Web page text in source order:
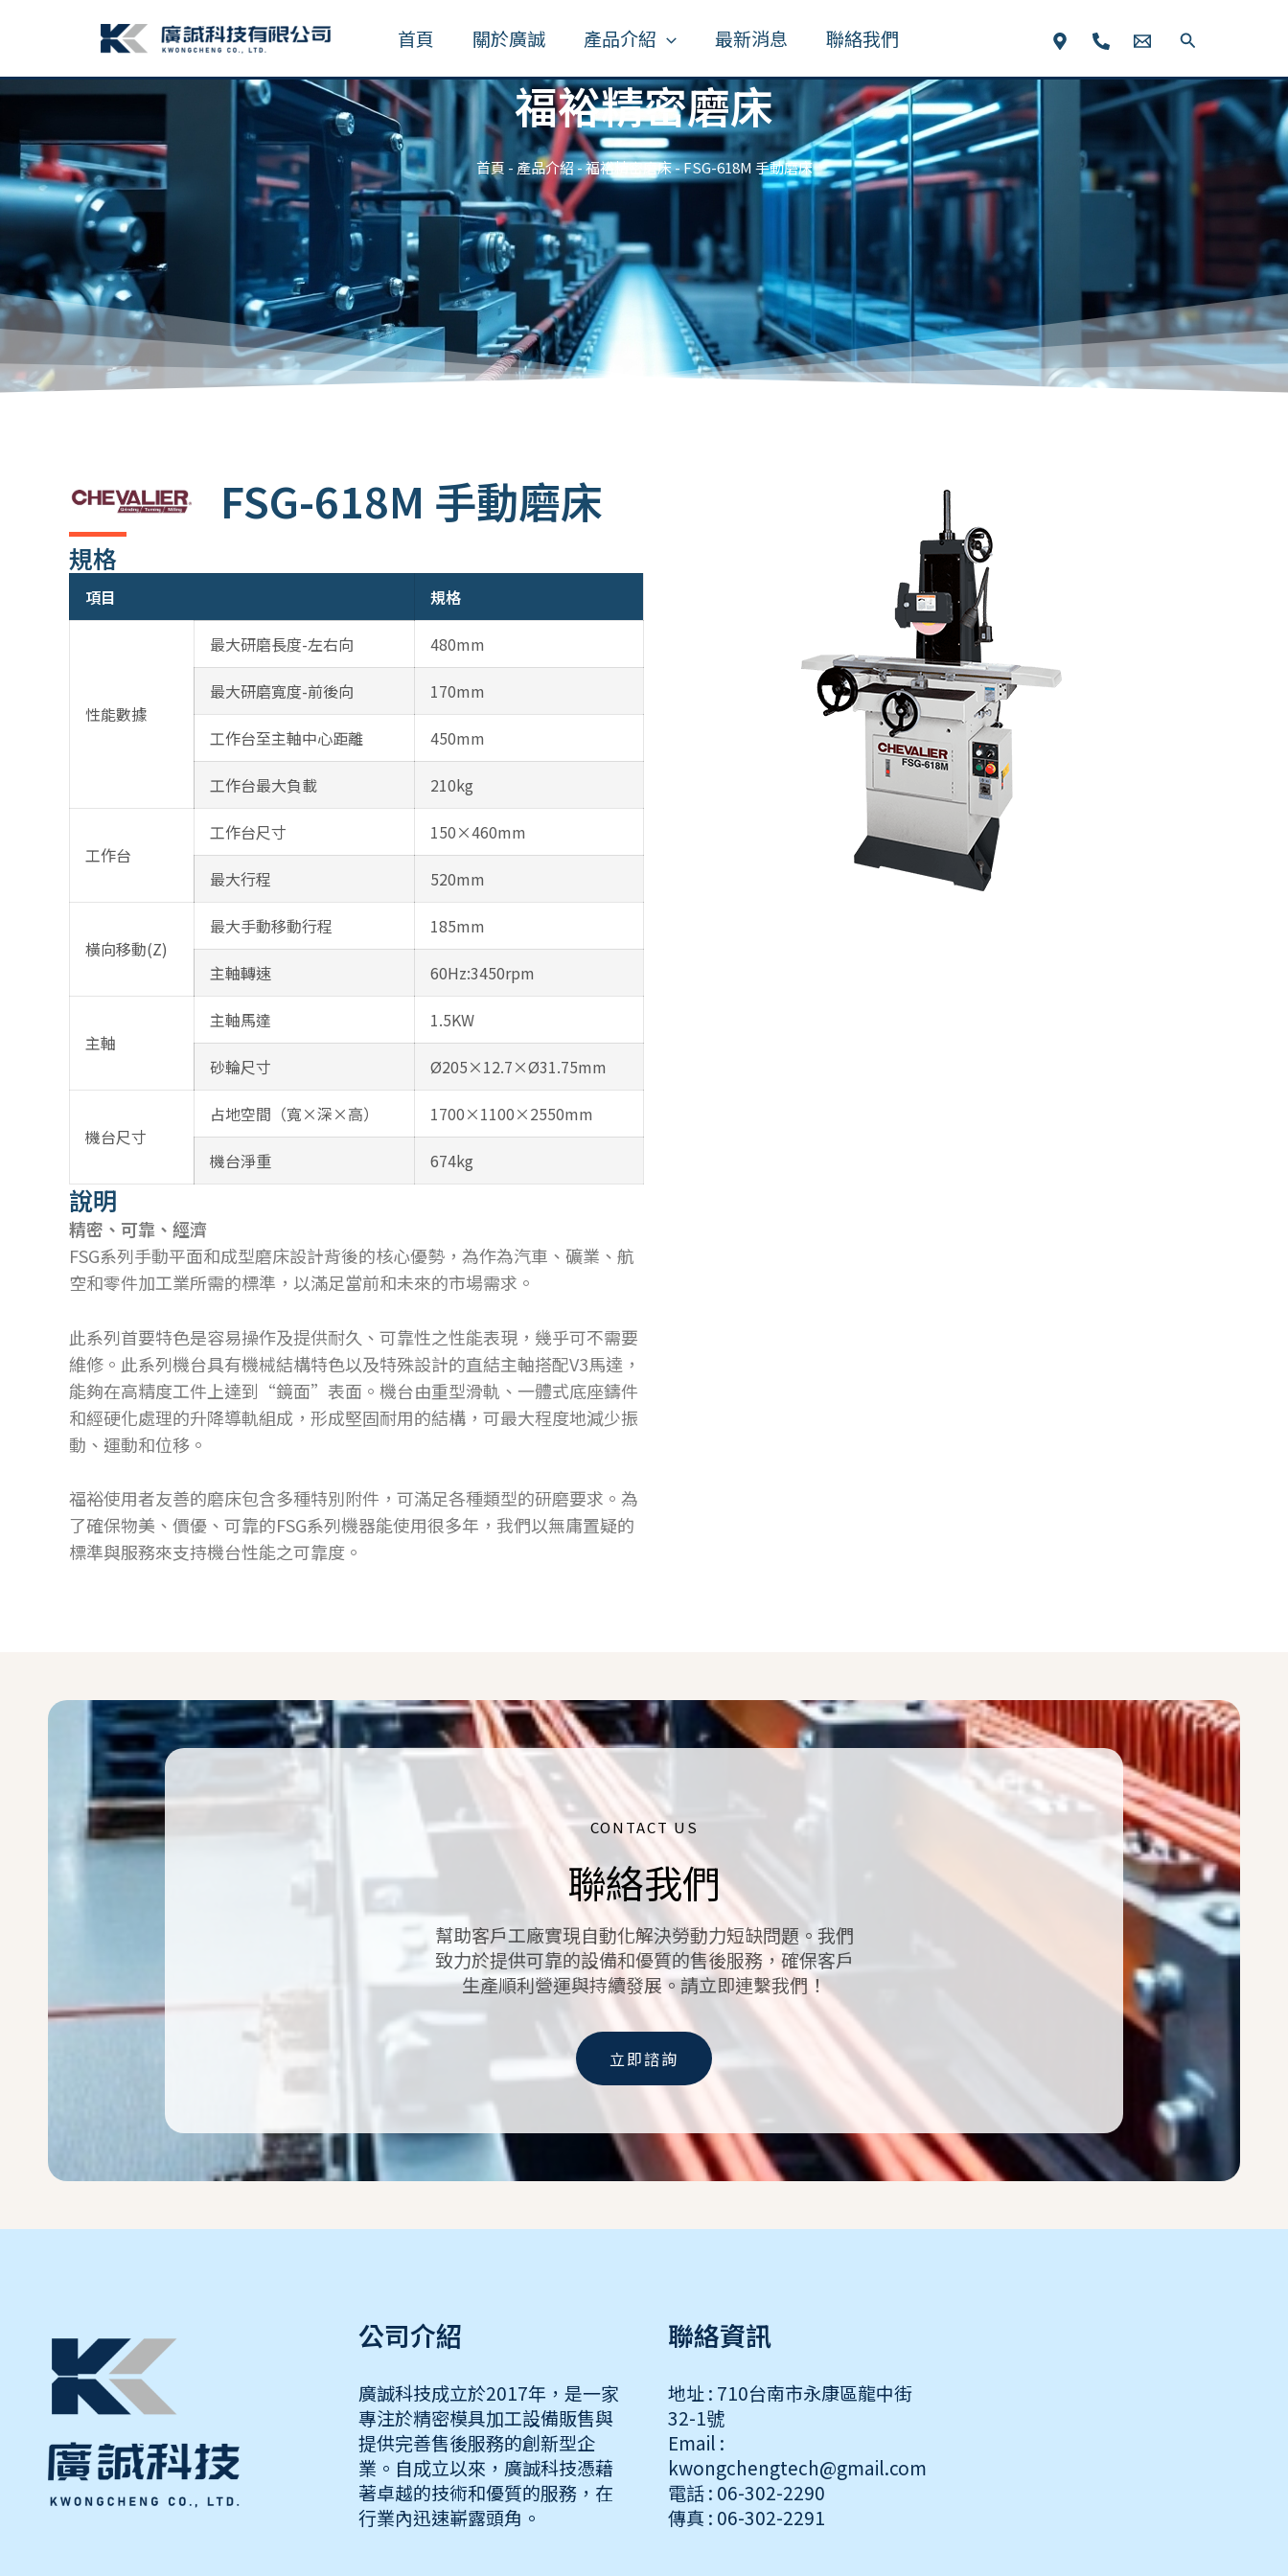
要
首頁 關於廣誠 產品介紹 最新消息 聯絡我們
搜
福裕精密磨床
首頁 - 產品介紹-福裕精密磨床-FSG-618M 手動磨床
FSG-618M 手動磨床
規格
項目 規格
性能數據
最大研磨長度-左右向 480mm
最大研磨寬度-前後向 170mm
工作台至主軸中心距離 450mm
工作台最大負載 210kg
工作台
工作台尺寸 150×460mm
最大行程 520mm
橫向移動(Z)
最大手動移動行程 185mm
主軸轉速 60Hz:3450rpm
主軸
主軸馬達 1.5KW
砂輪尺寸 Ø205×12.7×Ø31.75mm
機台尺寸
占地空間（寬×深×高） 1700×1100×2550mm
機台淨重 674kg
說明
精密、可靠、經濟
FSG系列手動平面和成型磨床設計背後的核心優勢，為作為汽車、礦業、航
空和零件加工業所需的標準，以滿足當前和未來的市場需求。
此系列首要特色是容易操作及提供耐久、可靠性之性能表現，幾乎可不需要
維修。此系列機台具有機械結構特色以及特殊設計的直結主軸搭配V3馬達，
能夠在高精度工件上達到“鏡面”表面。機台由重型滑軌、一體式底座鑄件
和經硬化處理的升降導軌組成，形成堅固耐用的結構，可最大程度地減少振
動、運動和位移。
福裕使用者友善的磨床包含多種特別附件，可滿足各種類型的研磨要求。為
了確保物美、價優、可靠的FSG系列機器能使用很多年，我們以無庸置疑的
標準與服務來支持機台性能之可靠度。
CONTACT US
聯絡我們
幫助客戶工廠實現自動化解決勞動力短缺問題。我們
致力於提供可靠的設備和優質的售後服務，確保客戶
生產順利營運與持續發展。請立即連繫我們！
立即諮詢
公司介紹
廣誠科技成立於2017年，是一家
專注於精密模具加工設備販售與
提供完善售後服務的創新型企
業。自成立以來，廣誠科技憑藉
著卓越的技術和優質的服務，在
行業內迅速嶄露頭角。
聯絡資訊
地址 : 710台南市永康區龍中街
32-1號
Email :
kwongchengtech@gmail.com
電話 : 06-302-2290
傳真 : 06-302-2291